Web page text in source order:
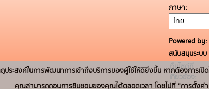
ภาษา
Powered by:
สนับสนุนระบ
เว็บไซต์ที่
เกี่ยวข้อง:
ถุประสงค์ในการพัฒนาการเข้าถึงบริการของผู้ใช้ให้ดียิ่งขึ้น หากต้องการเ
คุณสามารถถอนการยินยอมของคุณได้ตลอดเวลา โดยไปที่ "การตั้งค่